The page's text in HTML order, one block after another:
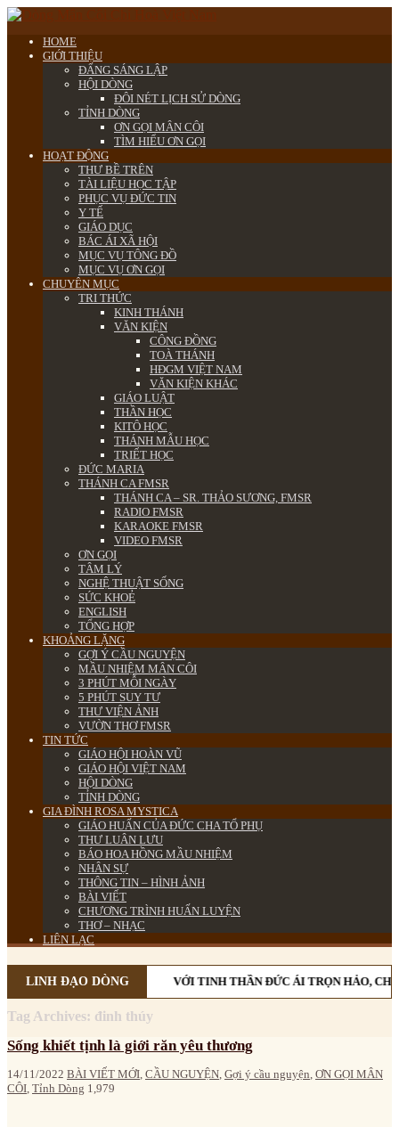
HOME
GIỚI THIỆU
ĐẤNG SÁNG LẬP
HỘI DÒNG
ĐÔI NÉT LỊCH SỬ DÒNG
TỈNH DÒNG
ƠN GỌI MÂN CÔI
TÌM HIỂU ƠN GỌI
HOẠT ĐỘNG
THƯ BỀ TRÊN
TÀI LIỆU HỌC TẬP
PHỤC VỤ ĐỨC TIN
Y TẾ
GIÁO DỤC
BÁC ÁI XÃ HỘI
MỤC VỤ TÔNG ĐỒ
MỤC VỤ ƠN GỌI
CHUYÊN MỤC
TRI THỨC
KINH THÁNH
VĂN KIỆN
CÔNG ĐỒNG
TOÀ THÁNH
HĐGM VIỆT NAM
VĂN KIỆN KHÁC
GIÁO LUẬT
THẦN HỌC
KITÔ HỌC
THÁNH MẪU HỌC
TRIẾT HỌC
ĐỨC MARIA
THÁNH CA FMSR
THÁNH CA – SR. THẢO SƯƠNG, FMSR
RADIO FMSR
KARAOKE FMSR
VIDEO FMSR
ƠN GỌI
TÂM LÝ
NGHỆ THUẬT SỐNG
SỨC KHOẺ
ENGLISH
TỔNG HỢP
KHOẢNG LẶNG
GỢI Ý CẦU NGUYỆN
MẦU NHIỆM MÂN CÔI
3 PHÚT MỖI NGÀY
5 PHÚT SUY TƯ
THƯ VIỆN ẢNH
VƯỜN THƠ FMSR
TIN TỨC
GIÁO HỘI HOÀN VŨ
GIÁO HỘI VIỆT NAM
HỘI DÒNG
TỈNH DÒNG
GIA ĐÌNH ROSA MYSTICA
GIÁO HUẤN CỦA ĐỨC CHA TỔ PHỤ
THƯ LUÂN LƯU
BÁO HOA HỒNG MẦU NHIỆM
NHÂN SỰ
THÔNG TIN – HÌNH ẢNH
BÀI VIẾT
CHƯƠNG TRÌNH HUẤN LUYỆN
THƠ – NHẠC
LIÊN LẠC
LINH ĐẠO DÒNG VỚI TINH THẦN ĐỨC ÁI TRỌN HẢO, CHỊ
Tag Archives: đinh thúy
Sống khiết tịnh là giới răn yêu thương
14/11/2022 BÀI VIẾT MỚI CẦU NGUYỆN Gợi ý cầu nguyện ƠN GỌI MÂN
CÔI Tỉnh Dòng 1,979